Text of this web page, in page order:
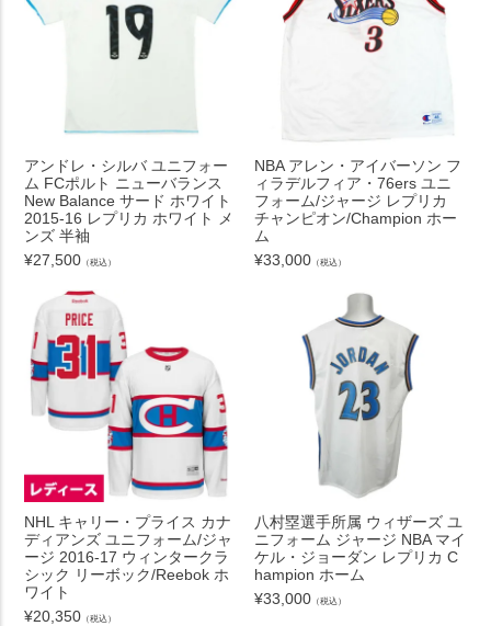
アンドレ・シルバ ユニフォー
ム FCポルト ニューバランス
New Balance サード ホワイト
2015-16 レプリカ ホワイト メ
ンズ 半袖
¥27,500 （税込）
NBA アレン・アイバーソン フ
ィラデルフィア・76ers ユニ
フォーム/ジャージ レプリカ
チャンピオン/Champion ホー
ム
¥33,000 （税込）
NHL キャリー・プライス カナ
ディアンズ ユニフォーム/ジャ
ージ 2016-17 ウィンタークラ
シック リーボック/Reebok ホ
ワイト
¥20,350 （税込）
八村塁選手所属 ウィザーズ ユ
ニフォーム ジャージ NBA マイ
ケル・ジョーダン レプリカ C
hampion ホーム
¥33,000 （税込）